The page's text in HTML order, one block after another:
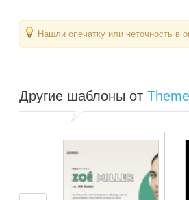
Нашли опечатку или неточность в
Другие шаблоны от